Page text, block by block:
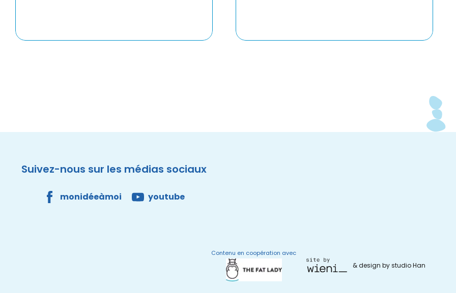
Suivez-nous sur les médias sociaux
monidéeàmoi youtube
Contenu en coopération avec
& design by studio Han